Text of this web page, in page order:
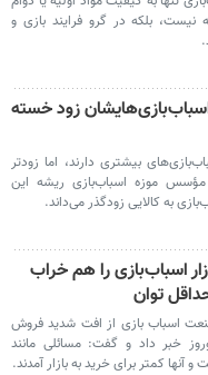
نیست، بلکه در گرو فرایند بازی و
زود خسته
بیشتری دارند، اما زودتر
موزه اسباب‌بازی ریشه این
به کالایی زودگذر می‌داند.
اسباب‌بازی را هم خراب
توان
اسباب بازی از افت شدید فروش
خبر داد و گفت: مسائلی مانند
آنها کمتر برای خرید به بازار آمدند.